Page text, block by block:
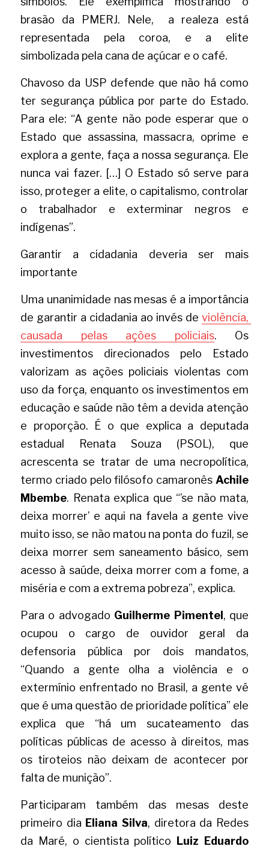
brasão da PMERJ. Nele,  a realeza está
representada pela coroa, e a elite
simbolizada pela cana de açúcar e o café.
Chavoso da USP defende que não há como
ter segurança pública por parte do Estado.
Para ele: “A gente não pode esperar que o
Estado que assassina, massacra, oprime e
explora a gente, faça a nossa segurança. Ele
nunca vai fazer. […] O Estado só serve para
isso, proteger a elite, o capitalismo, controlar
o trabalhador e exterminar negros e
indígenas”.
Garantir a cidadania deveria ser mais
importante
Uma unanimidade nas mesas é a importância
de garantir a cidadania ao invés de violência,
causada pelas ações policiais. Os
investimentos direcionados pelo Estado
valorizam as ações policiais violentas com
uso da força, enquanto os investimentos em
educação e saúde não têm a devida atenção
e proporção. É o que explica a deputada
estadual Renata Souza (PSOL), que
acrescenta se tratar de uma necropolítica,
termo criado pelo filósofo camaronês Achile
Mbembe. Renata explica que “’se não mata,
deixa morrer’ e aqui na favela a gente vive
muito isso, se não matou na ponta do fuzil, se
deixa morrer sem saneamento básico, sem
acesso à saúde, deixa morrer com a fome, a
miséria e com a extrema pobreza”, explica.
Para o advogado Guilherme Pimentel , que
ocupou o cargo de ouvidor geral da
defensoria pública por dois mandatos,
“Quando a gente olha a violência e o
extermínio enfrentado no Brasil, a gente vê
que é uma questão de prioridade política” ele
explica que “há um sucateamento das
políticas públicas de acesso à direitos, mas
os tiroteios não deixam de acontecer por
falta de munição”.
Participaram também das mesas deste
primeiro dia Eliana Silva, diretora da Redes
da Maré, o cientista político
Luiz Eduardo